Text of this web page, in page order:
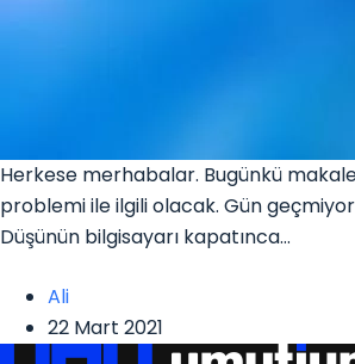
Herkese merhabalar. Bugünkü
problemi ile ilgili olacak. Gün
Düşünün bilgisayarı kapatınca…
Ali
22 Mart 2021